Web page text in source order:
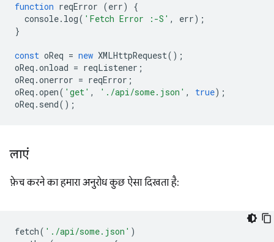
function reqError (err)
{
console. log( 'Fetch Error :-S' , err);
}
const oReq = new XMLHttpRequest();
oReq .onload = reqListener ;
oReq .onerror = reqError ;
oReq .open( 'get' , './api/some.json' , true);
oReq . send();
लाएं
फ़ेच करने का हमारा अनुरोध कुछ ऐसा दिखता है:
fetch( './api/some.json' )